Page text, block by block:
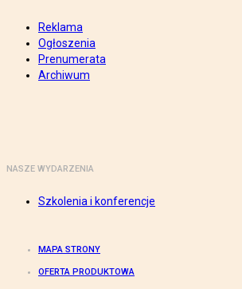
Reklama
Ogłoszenia
Prenumerata
Archiwum
NASZE WYDARZENIA
Szkolenia i konferencje
MAPA STRONY
OFERTA PRODUKTOWA